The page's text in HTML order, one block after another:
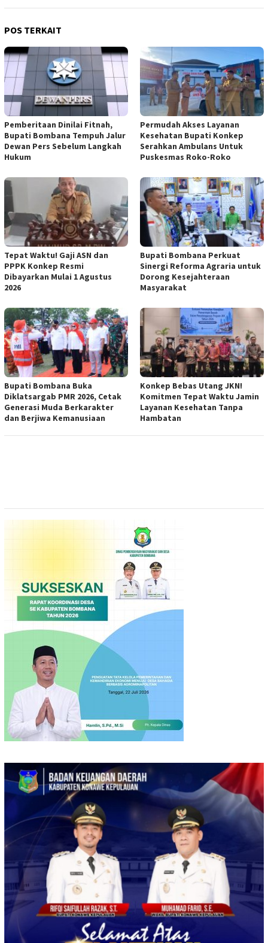
POS TERKAIT
Pemberitaan Dinilai Fitnah,
Bupati Bombana Tempuh Jalur
Dewan Pers Sebelum Langkah
Hukum
Permudah Akses Layanan
Kesehatan Bupati Konkep
Serahkan Ambulans Untuk
Puskesmas Roko-Roko
Tepat Waktu! Gaji ASN dan
PPPK Konkep Resmi
Dibayarkan Mulai 1 Agustus
2026
Bupati Bombana Perkuat
Sinergi Reforma Agraria untuk
Dorong Kesejahteraan
Masyarakat
Bupati Bombana Buka
Diklatsargab PMR 2026, Cetak
Generasi Muda Berkarakter
dan Berjiwa Kemanusiaan
Konkep Bebas Utang JKN!
Komitmen Tepat Waktu Jamin
Layanan Kesehatan Tanpa
Hambatan